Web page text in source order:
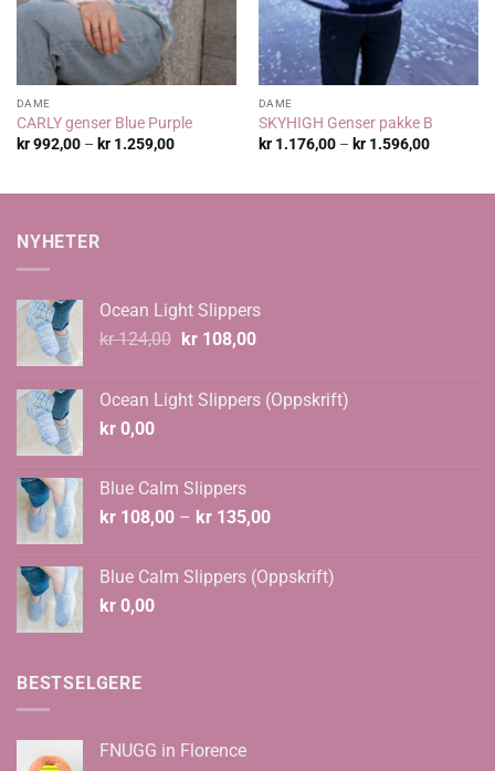
DAME
CARLY genser Blue Purple
kr992,00 – kr1.259,00Prisområde:
DAME
SKYHIGH Genser pakke B
kr1.176,00 – kr1.596,00
NYHETER
Ocean Light Slippers
kr124,00 Opprinnelig
kr 124,00.
kr108,00Nåværende
kr 108,00.
Ocean Light Slippers (Oppskrift)
kr 0,00
Blue Calm Slippers
kr 108,00 – kr 135,00Prisområde:
kr 135,00
Blue Calm Slippers (Oppskrift)
kr 0,00
BESTSELGERE
FNUGG in Florence